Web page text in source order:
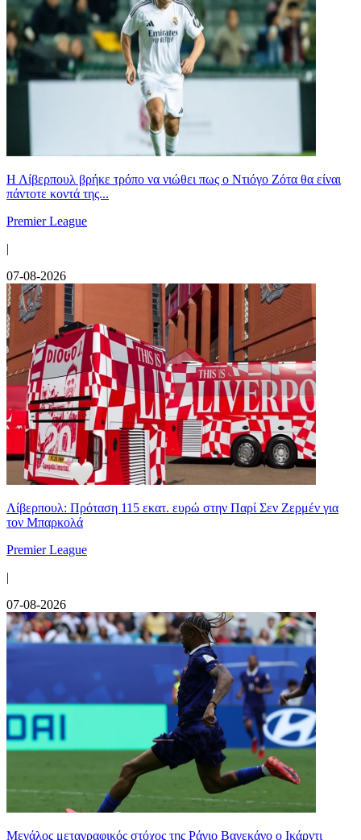
Η Λίβερπουλ βρήκε τρόπο να νιώθει πως ο Ντιόγο Ζότα θα είναι
πάντοτε κοντά της...
Premier League
|
07-08-2026
Λίβερπουλ: Πρόταση 115 εκατ. ευρώ στην Παρί Σεν Ζερμέν για
τον Μπαρκολά
Premier League
|
07-08-2026
Μεγάλος μεταγραφικός στόχος της Ράγιο Βαγεκάνο ο Ικάρντι